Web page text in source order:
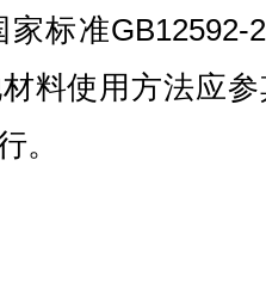
标准GB12592-
料使用方法应
。